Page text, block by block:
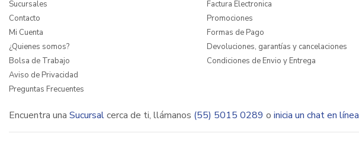
Sucursales
Contacto
Mi Cuenta
¿Quienes somos?
Bolsa de Trabajo
Aviso de Privacidad
Preguntas Frecuentes
Factura Electronica
Promociones
Formas de Pago
Devoluciones, garantías y cancelaciones
Condiciones de Envio y Entrega
Encuentra una Sucursalcerca de ti, llámanos (55) 5015 0289 o inicia un chat en línea